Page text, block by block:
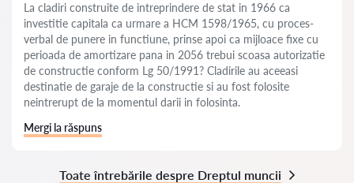
La cladiri construite de intreprindere de stat in 1966 ca
investitie capitala ca urmare a HCM 1598/1965, cu proces-
verbal de punere in functiune, prinse apoi ca mijloace fixe cu
perioada de amortizare pana in 2056 trebui scoasa autorizatie
de constructie conform Lg 50/1991? Cladirile au aceeasi
destinatie de garaje de la constructie si au fost folosite
neintrerupt de la momentul darii in folosinta.
Mergi la răspuns
Toate întrebările despre Dreptul muncii